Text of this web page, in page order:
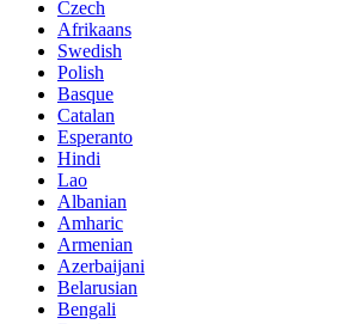
Czech
Afrikaans
Swedish
Polish
Basque
Catalan
Esperanto
Hindi
Lao
Albanian
Amharic
Armenian
Azerbaijani
Belarusian
Bengali